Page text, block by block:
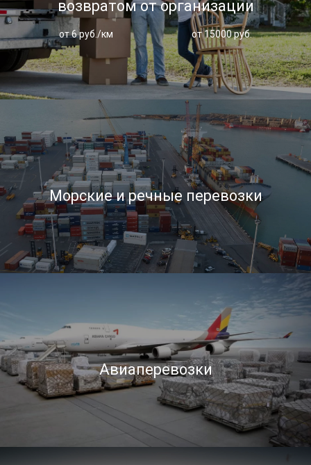
возвратом от организации
от 6 руб./км от 15000 руб.
Морские и речные перевозки
Авиаперевозки